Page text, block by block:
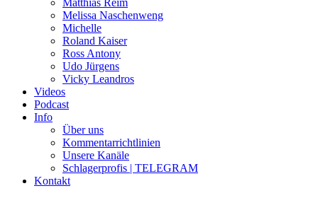
Matthias Reim
Melissa Naschenweng
Michelle
Roland Kaiser
Ross Antony
Udo Jürgens
Vicky Leandros
Videos
Podcast
Info
Über uns
Kommentarrichtlinien
Unsere Kanäle
Schlagerprofis | TELEGRAM
Kontakt